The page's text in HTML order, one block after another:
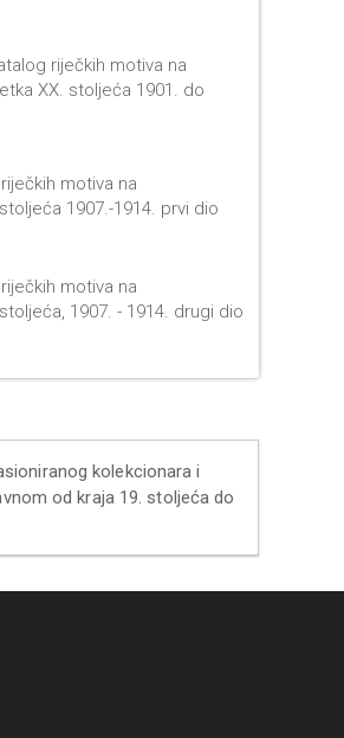
riječkih motiva na
XX. stoljeća 1901. do
motiva na
1907.-1914. prvi dio
motiva na
1907. - 1914. drugi dio
kolekcionara i
od kraja 19. stoljeća do